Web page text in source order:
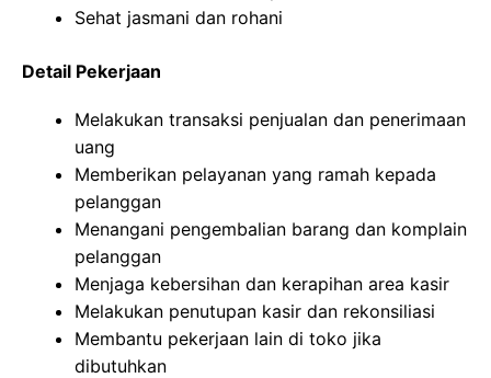
Sehat jasmani dan rohani
Detail Pekerjaan
Melakukan transaksi penjualan dan penerimaan
uang
Memberikan pelayanan yang ramah kepada
pelanggan
Menangani pengembalian barang dan komplain
pelanggan
Menjaga kebersihan dan kerapihan area kasir
Melakukan penutupan kasir dan rekonsiliasi
Membantu pekerjaan lain di toko jika
dibutuhkan